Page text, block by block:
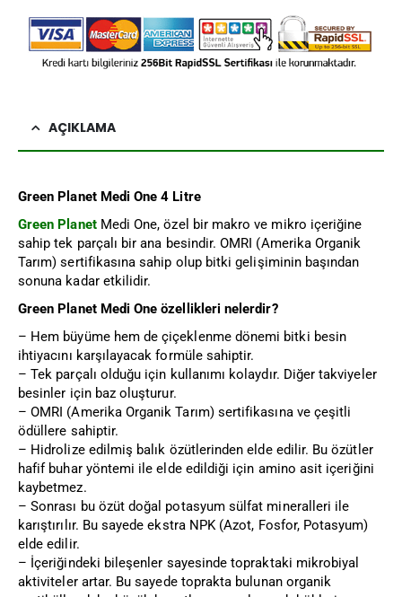
AÇIKLAMA
Green Planet Medi One 4 Litre
Green PlanetMedi One, özel bir makro ve mikro içeriğine
sahip tek parçalı bir ana besindir. OMRI (Amerika Organik
Tarım) sertifikasına sahip olup bitki gelişiminin başından
sonuna kadar etkilidir.
Green Planet Medi One özellikleri nelerdir?
– Hem büyüme hem de çiçeklenme dönemi bitki besin
ihtiyacını karşılayacak formüle sahiptir.
– Tek parçalı olduğu için kullanımı kolaydır. Diğer takviyeler
besinler için baz oluşturur.
– OMRI (Amerika Organik Tarım) sertifikasına ve çeşitli
ödüllere sahiptir.
– Hidrolize edilmiş balık özütlerinden elde edilir. Bu özütler
hafif buhar yöntemi ile elde edildiği için amino asit içeriğini
kaybetmez.
– Sonrası bu özüt doğal potasyum sülfat mineralleri ile
karıştırılır. Bu sayede ekstra NPK (Azot, Fosfor, Potasyum)
elde edilir.
– İçeriğindeki bileşenler sayesinde topraktaki mikrobiyal
aktiviteler artar. Bu sayede toprakta bulunan organik